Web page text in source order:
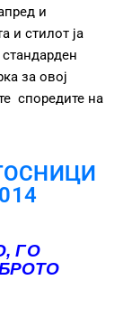
и
и стилот ја
за овој
споредите на
ГО